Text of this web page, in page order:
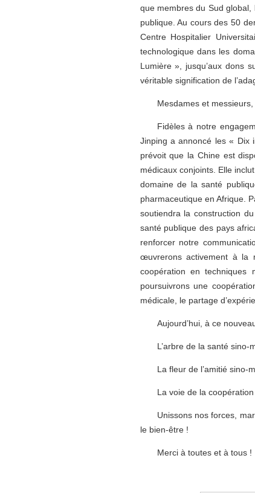
que membres du Sud
publique. Au cours des 50
Centre Hospitalier
technologique dans les
Lumière », jusqu’aux dons
véritable signification de
Mesdames et messieurs,
Fidèles à notre
Jinping a annoncé les « Dix
prévoit que la Chine est
médicaux conjoints. Elle
domaine de la santé
pharmaceutique en Afrique.
soutiendra la construction
santé publique des pays
renforcer notre
œuvrerons activement à la
coopération en techniques
poursuivrons une
médicale, le partage
Aujourd’hui, à ce
L’arbre de la santé
La fleur de l’amitié sino-
La voie de la
Unissons nos forces,
le bien-être !
Merci à toutes et à tous !